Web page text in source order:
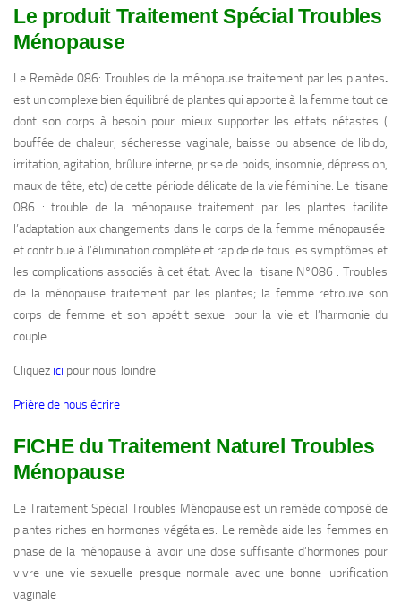
Le produit Traitement Spécial Troubles
Ménopause
Le Remède 086: Troubles de la ménopause traitement par les plantes.
est un complexe bien équilibré de plantes qui apporte à la femme tout ce
dont son corps à besoin pour mieux supporter les effets néfastes (
bouffée de chaleur, sécheresse vaginale, baisse ou absence de libido,
irritation, agitation, brûlure interne, prise de poids, insomnie, dépression,
maux de tête, etc) de cette période délicate de la vie féminine. Le tisane
086 : trouble de la ménopause traitement par les plantes facilite
l’adaptation aux changements dans le corps de la femme ménopausée
et contribue à l’élimination complète et rapide de tous les symptômes et
les complications associés à cet état. Avec la tisane N°086 : Troubles
de la ménopause traitement par les plantes; la femme retrouve son
corps de femme et son appétit sexuel pour la vie et l’harmonie du
couple.
Cliquez ici pour nous Joindre
Prière de nous écrire
FICHE du Traitement Naturel Troubles
Ménopause
Le Traitement Spécial Troubles Ménopause est un remède composé de
plantes riches en hormones végétales. Le remède aide les femmes en
phase de la ménopause à avoir une dose suffisante d’hormones pour
vivre une vie sexuelle presque normale avec une bonne lubrification
vaginale